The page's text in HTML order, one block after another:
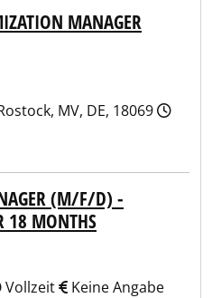
MANAGER
MV, DE, 18069
(M/F/D) -
18 MONTHS
Vollzeit Keine Angabe